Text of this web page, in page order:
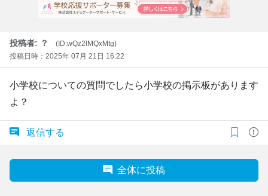
投稿者: ？
(ID:wQz2lMQxMtg)
投稿日時：2025年 07月 21日 16:22
小学校についての質問でしたら小学校の掲示板があります
よ？
返信する
全体に投稿